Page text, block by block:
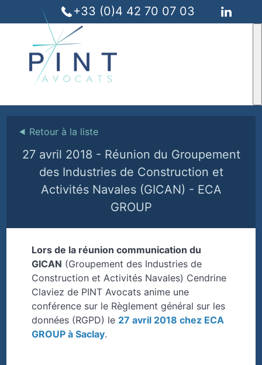
+33 (0)4 42 70 07 03
⯇ Retour à la liste
27 avril 2018 - Réunion du Groupement
des Industries de Construction et
Activités Navales (GICAN) - ECA
GROUP
Lors de la réunion communication du
GICAN (Groupement des Industries de
Construction et Activités Navales) Cendrine
Claviez de PINT Avocats anime une
conférence sur le Règlement général sur les
données (RGPD) le 27 avril 2018 chez ECA
GROUP à Saclay.